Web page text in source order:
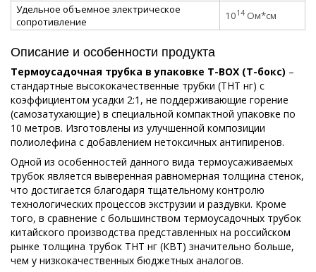
Удельное объемное электрическое
сопротивление
1014 Ом*см
Описание и особенности продукта
Термоусадочная трубка в упаковке Т-ВОХ (Т-бокс) –
стандартные высококачественные трубки (ТНТ нг) с
коэффициентом усадки 2:1, не поддерживающие горение
(самозатухающие) в специальной компактной упаковке по
10 метров. Изготовлены из улучшенной композиции
полиолефина с добавлением нетоксичных антипиренов.
Одной из особенностей данного вида термоусаживаемых
трубок является выверенная равномерная толщина стенок,
что достигается благодаря тщательному контролю
технологических процессов экструзии и раздувки. Кроме
того, в сравнение с большинством термоусадочных трубок
китайского производства представленных на российском
рынке толщина трубок ТНТ нг (КВТ) значительно больше,
чем у низкокачественных бюджетных аналогов.